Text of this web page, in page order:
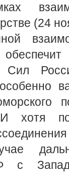
(24
Сил
хотя
с